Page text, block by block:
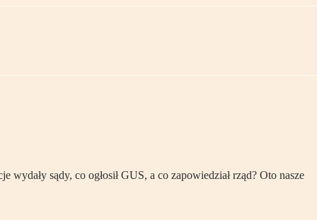
sądy, co ogłosił GUS, a co zapowiedział rząd? Oto nasze